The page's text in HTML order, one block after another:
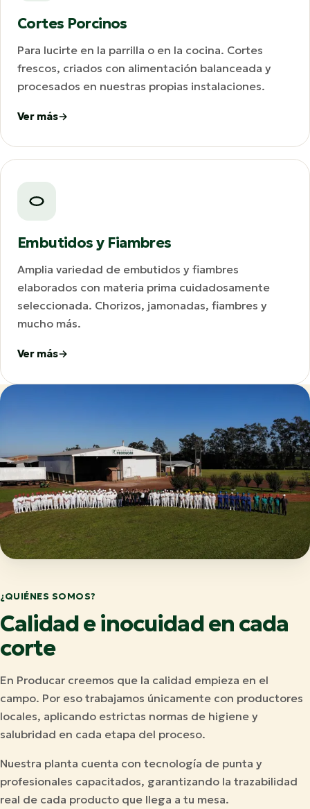
Cortes Porcinos
Para lucirte en la parrilla o en la cocina. Cortes
frescos, criados con alimentación balanceada y
procesados en nuestras propias instalaciones.
Ver más
Embutidos y Fiambres
Amplia variedad de embutidos y fiambres
elaborados con materia prima cuidadosamente
seleccionada. Chorizos, jamonadas, fiambres y
mucho más.
Ver más
¿QUIÉNES SOMOS?
Calidad e inocuidad en cada
corte
En Producar creemos que la calidad empieza en el
campo. Por eso trabajamos únicamente con productores
locales, aplicando estrictas normas de higiene y
salubridad en cada etapa del proceso.
Nuestra planta cuenta con tecnología de punta y
profesionales capacitados, garantizando la trazabilidad
real de cada producto que llega a tu mesa.